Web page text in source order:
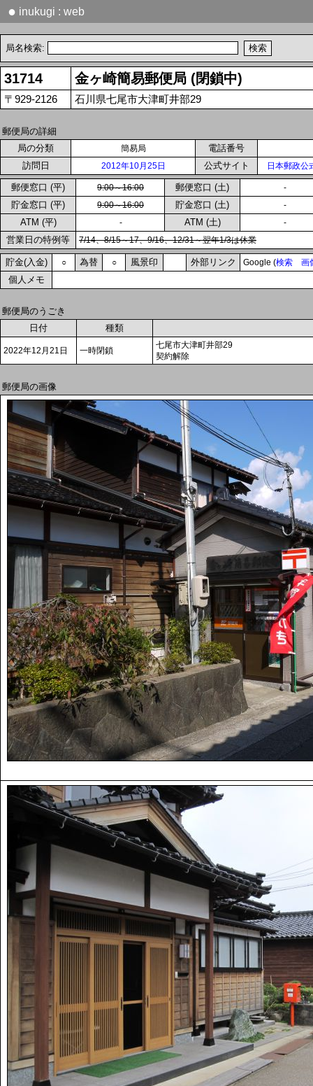
● inukugi : web
局名検索:
31714 金ヶ崎簡易郵便局 (閉鎖中)
〒929-2126 石川県七尾市大津町井部29
郵便局の詳細
局の分類
簡易局
電話番号
訪問日
2012年10月25日 公式サイト 日本郵政公
郵便窓口 (平) 9:00～16:00 郵便窓口 (土) -
貯金窓口 (平) 9:00～16:00 貯金窓口 (土) -
ATM (平) - ATM (土) -
営業日の特例等 7/14、8/15～17、9/16、12/31～翌年1/3は休業
貯金(入金) ○ 為替 ○ 風景印 外部リンク Google (検索 画
個人メモ
郵便局のうごき
日付
種類
2022年12月21日 一時閉鎖
七尾市大津町井部29
契約解除
郵便局の画像